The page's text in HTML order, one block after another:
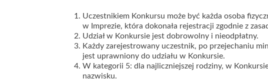
Uczestnikiem Konkursu może być każda osoba
w Imprezie, która dokonała rejestracji zgodnie z
Udział w Konkursie jest dobrowolny i nieodpłatny.
Każdy zarejestrowany uczestnik, po przejechaniu
jest uprawniony do udziału w Konkursie.
W kategorii 5: dla najliczniejszej rodziny, w
nazwisku.